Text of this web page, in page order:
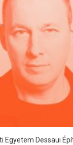
Egyetem Dessaui